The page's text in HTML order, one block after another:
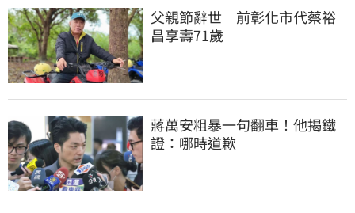
父親節辭世　前彰化市代蔡裕
昌享壽71歲
蔣萬安粗暴一句翻車！他揭鐵
證：哪時道歉